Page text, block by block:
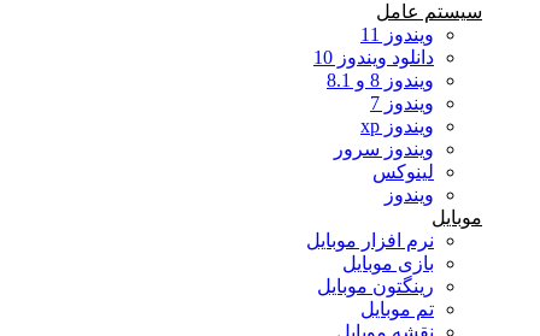
سیستم عامل
ویندوز 11
دانلود ویندوز 10
ویندوز 8 و 8.1
ویندوز 7
ویندوز xp
ویندوز سرور
لینوکس
ویندوز
موبایل
نرم افزار موبایل
بازی موبایل
رینگتون موبایل
تم موبایل
نقشه موبایل